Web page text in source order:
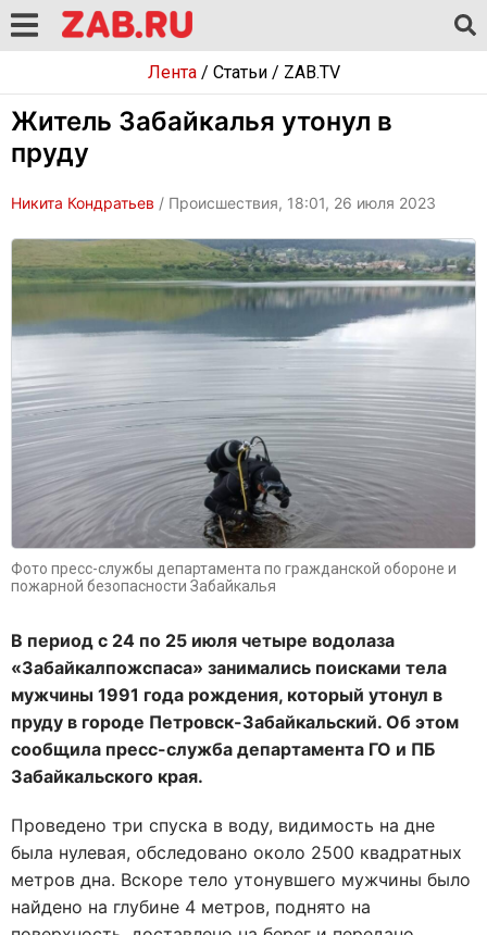
Лента/ Статьи/ ZAB.TV
Житель Забайкалья утонул в
пруду
Никита Кондратьев / Происшествия, 18:01, 26 июля 2023
Фото пресс-службы департамента по гражданской обороне и
пожарной безопасности Забайкалья
В период с 24 по 25 июля четыре водолаза
«Забайкалпожспаса» занимались поисками тела
мужчины 1991 года рождения, который утонул в
пруду в городе Петровск-Забайкальский. Об этом
сообщила пресс-служба департамента ГО и ПБ
Забайкальского края.
Проведено три спуска в воду, видимость на дне
была нулевая, обследовано около 2500 квадратных
метров дна. Вскоре тело утонувшего мужчины было
найдено на глубине 4 метров, поднято на